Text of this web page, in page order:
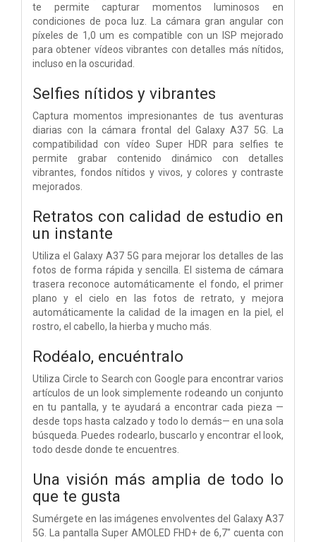
te permite capturar momentos luminosos en
condiciones de poca luz. La cámara gran angular con
píxeles de 1,0 um es compatible con un ISP mejorado
para obtener vídeos vibrantes con detalles más nítidos,
incluso en la oscuridad.
Selfies nítidos y vibrantes
Captura momentos impresionantes de tus aventuras
diarias con la cámara frontal del Galaxy A37 5G. La
compatibilidad con vídeo Super HDR para selfies te
permite grabar contenido dinámico con detalles
vibrantes, fondos nítidos y vivos, y colores y contraste
mejorados.
Retratos con calidad de estudio en
un instante
Utiliza el Galaxy A37 5G para mejorar los detalles de las
fotos de forma rápida y sencilla. El sistema de cámara
trasera reconoce automáticamente el fondo, el primer
plano y el cielo en las fotos de retrato, y mejora
automáticamente la calidad de la imagen en la piel, el
rostro, el cabello, la hierba y mucho más.
Rodéalo, encuéntralo
Utiliza Circle to Search con Google para encontrar varios
artículos de un look simplemente rodeando un conjunto
en tu pantalla, y te ayudará a encontrar cada pieza —
desde tops hasta calzado y todo lo demás— en una sola
búsqueda. Puedes rodearlo, buscarlo y encontrar el look,
todo desde donde te encuentres.
Una visión más amplia de todo lo
que te gusta
Sumérgete en las imágenes envolventes del Galaxy A37
5G. La pantalla Super AMOLED FHD+ de 6,7" cuenta con